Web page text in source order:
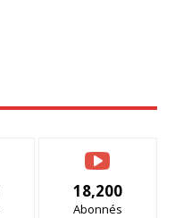
18,200
Abonnés